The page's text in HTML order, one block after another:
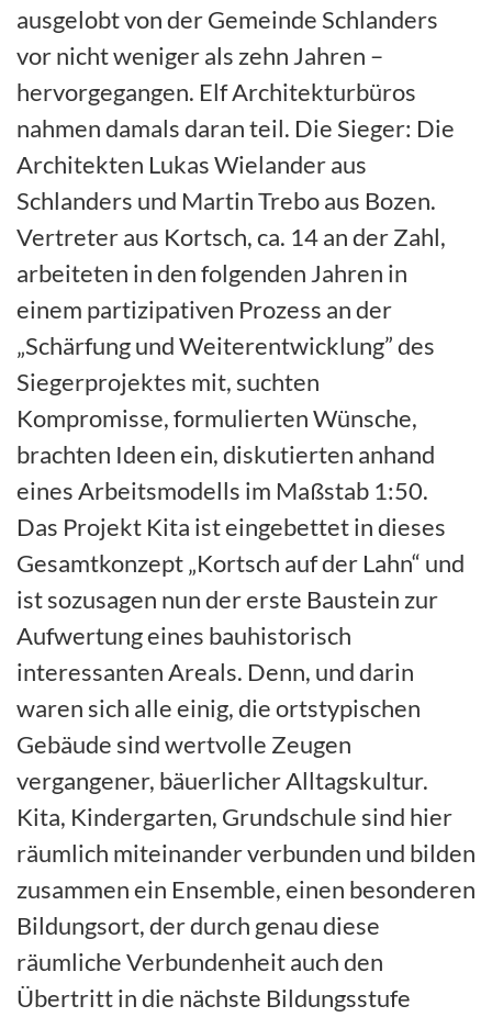
ausgelobt von der Gemeinde Schlanders
vor nicht weniger als zehn Jahren –
hervorgegangen. Elf Architekturbüros
nahmen damals daran teil. Die Sieger: Die
Architekten Lukas Wielander aus
Schlanders und Martin Trebo aus Bozen.
Vertreter aus Kortsch, ca. 14 an der Zahl,
arbeiteten in den folgenden Jahren in
einem partizipativen Prozess an der
„Schärfung und Weiterentwicklung” des
Siegerprojektes mit, suchten
Kompromisse, formulierten Wünsche,
brachten Ideen ein, diskutierten anhand
eines Arbeitsmodells im Maßstab 1:50.
Das Projekt Kita ist eingebettet in dieses
Gesamtkonzept „Kortsch auf der Lahn“ und
ist sozusagen nun der erste Baustein zur
Aufwertung eines bauhistorisch
interessanten Areals. Denn, und darin
waren sich alle einig, die ortstypischen
Gebäude sind wertvolle Zeugen
vergangener, bäuerlicher Alltagskultur.
Kita, Kindergarten, Grundschule sind hier
räumlich miteinander verbunden und bilden
zusammen ein Ensemble, einen besonderen
Bildungsort, der durch genau diese
räumliche Verbundenheit auch den
Übertritt in die nächste Bildungsstufe